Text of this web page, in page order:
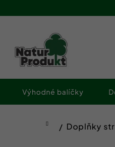
na
Výhodné balíčky
Domů
Doplňky
o
obchodu
obchodu